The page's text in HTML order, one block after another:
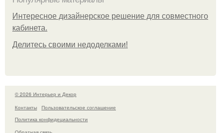
Интересное дизайнерское решение для совместного
кабинета.
Делитесь своими недоделками!
© 2026 Интерьер и Декор
Контакты
Пользовательское соглашение
Политика конфидециальности